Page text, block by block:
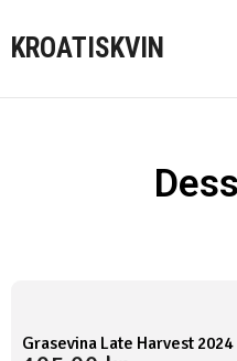
KROATISKVIN
Grasevina Late Harvest 2024